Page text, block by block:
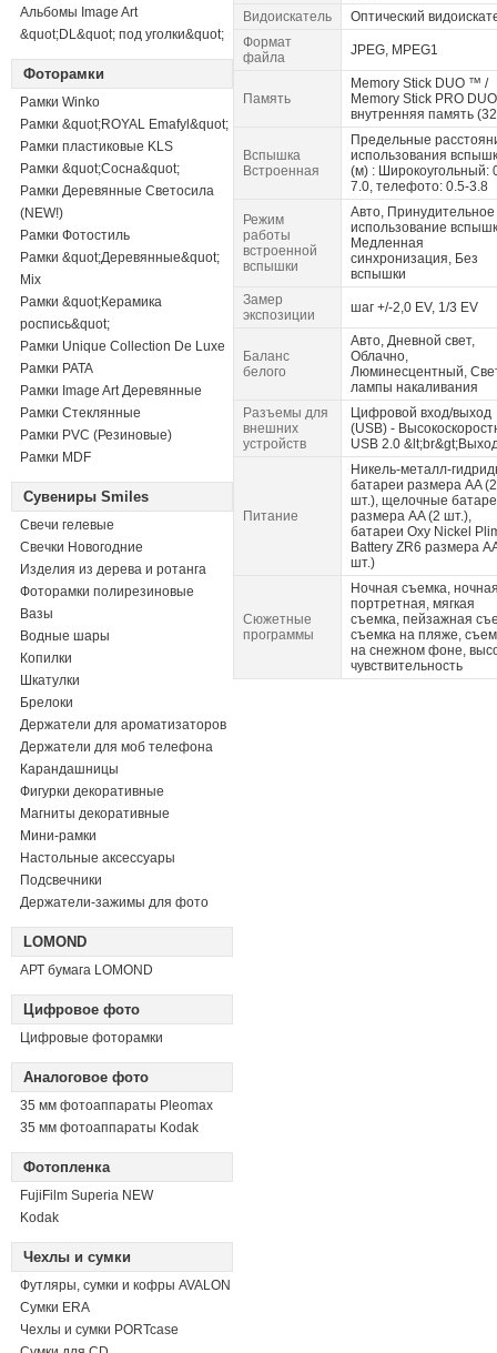
Альбомы Image Art
&quot;DL&quot; под уголки&quot;
Фоторамки
Рамки Winko
Рамки &quot;ROYAL Emafyl&quot;
Рамки пластиковые KLS
Рамки &quot;Сосна&quot;
Рамки Деревянные Светосила
(NEW!)
Рамки Фотостиль
Рамки &quot;Деревянные&quot;
Mix
Рамки &quot;Керамика
роспись&quot;
Рамки Unique Collection De Luxe
Рамки PATA
Рамки Image Art Деревянные
Рамки Стеклянные
Рамки PVC (Резиновые)
Рамки MDF
Сувениры Smiles
Свечи гелевые
Свечки Новогодние
Изделия из дерева и ротанга
Фоторамки полирезиновые
Вазы
Водные шары
Копилки
Шкатулки
Брелоки
Держатели для ароматизаторов
Держатели для моб телефона
Карандашницы
Фигурки декоративные
Магниты декоративные
Мини-рамки
Настольные аксессуары
Подсвечники
Держатели-зажимы для фото
LOMOND
АРТ бумага LOMOND
Цифровое фото
Цифровые фоторамки
Аналоговое фото
35 мм фотоаппараты Pleomax
35 мм фотоаппараты Kodak
Фотопленка
FujiFilm Superia NEW
Kodak
Чехлы и сумки
Футляры, сумки и кофры AVALON
Сумки ERA
Чехлы и сумки PORTcase
Видоискатель
Оптический
Формат
файла
JPEG, MPEG1
Память
Memory Stick DUO ™ /
Memory Stick PRO
внутренняя память
Вспышка
Встроенная
Предельные
использования
(м) : Широкоугольный:
7.0, телефото: 0.5-3.8
Режим
работы
встроенной
вспышки
Авто, Принудительное
использование
Медленная
синхронизация, Без
вспышки
Замер
экспозиции
шаг +/-2,0 EV, 1/3 EV
Баланс
белого
Авто, Дневной свет,
Облачно,
Люминесцентный,
лампы накаливания
Разъемы для
внешних
устройств
Цифровой вход/выход
(USB) -
USB 2.0
Питание
Никель-металл-
батареи размера AA (2
шт.), щелочные
размера AA (2 шт.),
батареи Oxy Nickel
Battery ZR6 размера
шт.)
Сюжетные
программы
Ночная съемка,
портретная, мягкая
съемка, пейзажная
съемка на пляже,
на снежном фоне,
чувствительность